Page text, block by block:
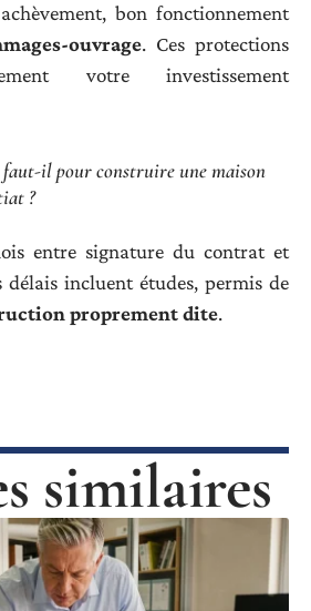
bon fonctionnement
ouvrage. Ces protections
votre investissement
faut-il pour construire une maison
?
entre signature du contrat et
délais incluent études, permis de
proprement dite.
similaires